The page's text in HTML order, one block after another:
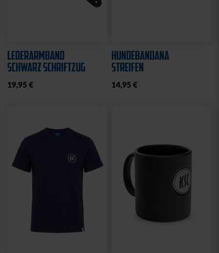
LEDERARMBAND
SCHWARZ SCHRIFTZUG
19,95 €
HUNDEBANDANA
STREIFEN
14,95 €